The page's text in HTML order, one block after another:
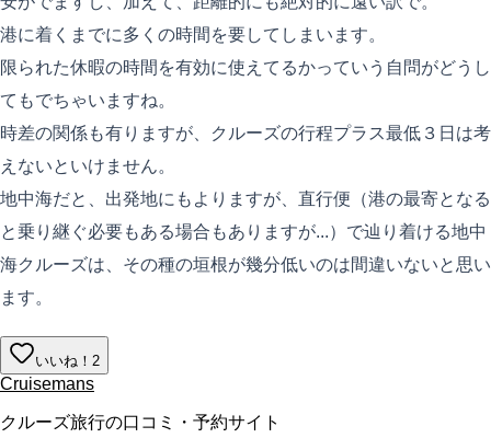
港に着くまでに多くの時間を要してしまいます。
限られた休暇の時間を有効に使えてるかっていう自問がどうし
てもでちゃいますね。
時差の関係も有りますが、クルーズの行程プラス最低３日は考
えないといけません。
地中海だと、出発地にもよりますが、直行便（港の最寄となる
と乗り継ぐ必要もある場合もありますが...）で辿り着ける地中
海クルーズは、その種の垣根が幾分低いのは間違いないと思い
ます。
いいね！ 2
Cruisemans
クルーズ旅行の口コミ・予約サイト